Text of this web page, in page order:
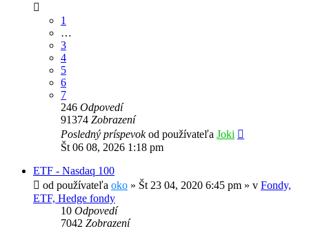
1
…
3
4
5
6
7
246 Odpovedí
91374 Zobrazení
Posledný príspevokod používateľa Joki
Št 06 08, 2026 1:18 pm
ETF - Nasdaq 100
od používateľa oko » Št 23 04, 2020 6:45 pm » v Fondy,
ETF, Hedge fondy
10 Odpovedí
7042 Zobrazení